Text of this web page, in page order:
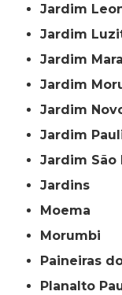
Jardim
Jardim
Jardim
Jardim
Jardim
Jardim
Jardim São
Jardins
Moema
Morumbi
Paineiras
Planalto